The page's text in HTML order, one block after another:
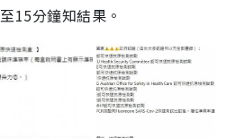
15分鐘知結果。